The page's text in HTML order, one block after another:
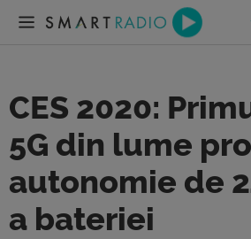
CES 2020:
5G din lume
autonomie de
a bateriei